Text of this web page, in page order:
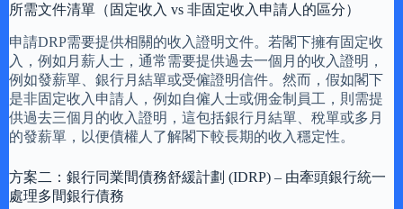
所需文件清單（固定收入 vs 非固定收入申請人的區分）
申請DRP需要提供相關的收入證明文件。若閣下擁有固定收
入，例如月薪人士，通常需要提供過去一個月的收入證明，
例如發薪單、銀行月結單或受僱證明信件。然而，假如閣下
是非固定收入申請人，例如自僱人士或佣金制員工，則需提
供過去三個月的收入證明，這包括銀行月結單、稅單或多月
的發薪單，以便債權人了解閣下較長期的收入穩定性。
方案二：銀行同業間債務舒緩計劃 (IDRP) – 由牽頭銀行統一
處理多間銀行債務